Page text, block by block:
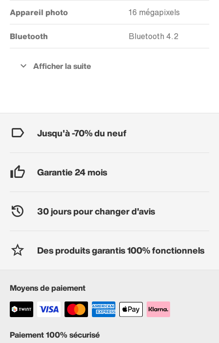
Appareil photo 16 mégapixels
Bluetooth Bluetooth 4.2
Jusqu'à -70% du neuf
Garantie 24 mois
30 jours pour changer d'avis
Des produits garantis 100% fonctionnels
Moyens de paiement
Paiement 100% sécurisé